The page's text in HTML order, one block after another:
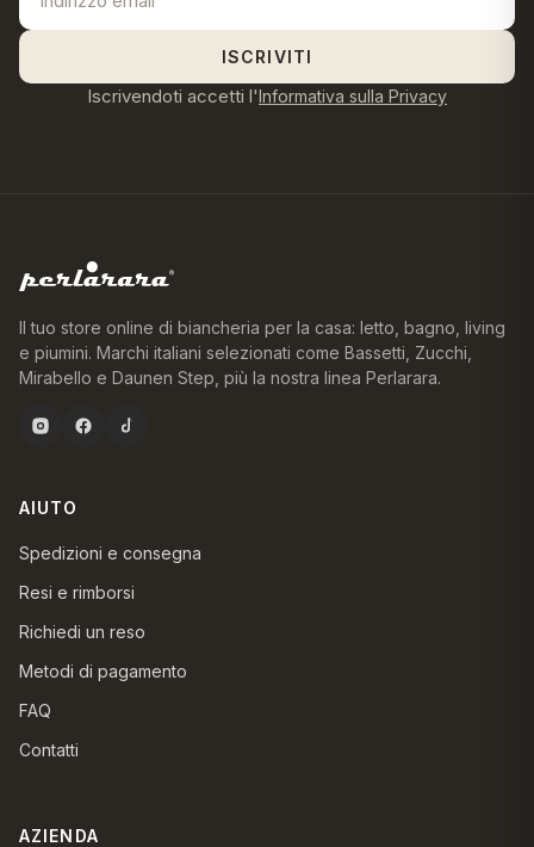
ISCRIVITI
Iscrivendoti accetti l'Informativa sulla Privacy
Il tuo store online di biancheria per la casa: letto, bagno, living
e piumini. Marchi italiani selezionati come Bassetti, Zucchi,
Mirabello e Daunen Step, più la nostra linea Perlarara.
AIUTO
Spedizioni e consegna
Resi e rimborsi
Richiedi un reso
Metodi di pagamento
FAQ
Contatti
AZIENDA